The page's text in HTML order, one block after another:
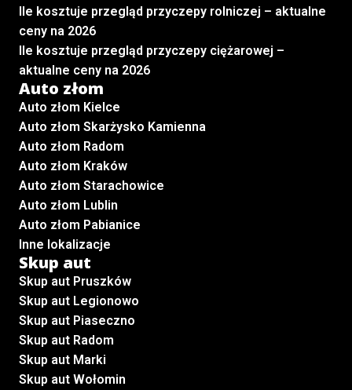
Ile kosztuje przegląd przyczepy rolniczej – aktualne
ceny na 2026
Ile kosztuje przegląd przyczepy ciężarowej –
aktualne ceny na 2026
Auto złom
Auto złom Kielce
Auto złom Skarżysko Kamienna
Auto złom Radom
Auto złom Kraków
Auto złom Starachowice
Auto złom Lublin
Auto złom Pabianice
Inne lokalizacje
Skup aut
Skup aut Pruszków
Skup aut Legionowo
Skup aut Piaseczno
Skup aut Radom
Skup aut Marki
Skup aut Wołomin